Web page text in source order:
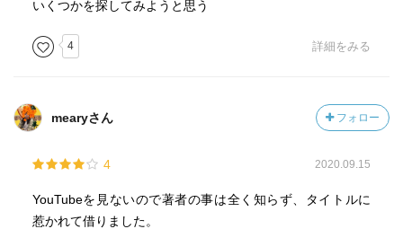
いくつかを探してみようと思う
4 詳細をみる
mearyさん フォロー
4 2020.09.15
YouTubeを見ないので著者の事は全く知らず、タイトルに
惹かれて借りました。